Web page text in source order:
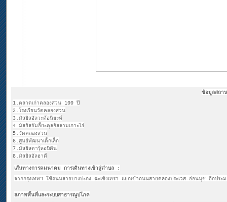
ข้อมูลสถา
1.ตลาดเก่าคลองสวน 100 ปี
2.โรงเรียนวัดคลองสวน
3.มัสยิสอัลวะต้อนียะห์
4.มัสยิสยัมอี้ยะตุลอิสลามเกาะไร่
5.วัดคลองสวน
6.ศูนย์พัฒนาเด็กเล็ก
7.มัสยิสดารุ้ลอบิดิน
8.มัสยิสอัลฮาดี
เส้นทางการคมนาคม การเดินทางเข้าสู่ตำบล :
จากกรุงเทพฯ ใช้ถนนสายบางปะกง-ฉะเชิงเทรา แยกเข้าถนนสายคลองประเวศ-อ่อนนุช อีกปร
สภาพพื้นที่และระบบสาธารณูปโภค